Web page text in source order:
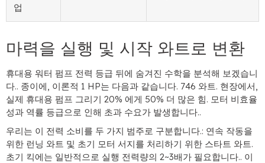
업
마력을 실행 및 시작 와트로 변환
휴대용 워터 펌프 전력 등급 뒤에 숨겨진 수학을 분석해 보겠습니
다.. 종이에, 이론적 1 HP는 다음과 같습니다. 746 와트. 현장에서,
실제 휴대용 펌프 그리기 20% 에게 50% 더 많은 힘. 모터 비효율
성과 역률 등급으로 인해 초과 수요가 발생합니다..
우리는 이 전력 소비를 두 가지 범주로 구분합니다.: 연속 작동을
위한 런닝 와트 및 초기 모터 서지를 처리하기 위한 스타트 와트.
초기 킥에는 일반적으로 실행 전력량의 2~3배가 필요합니다.. 이